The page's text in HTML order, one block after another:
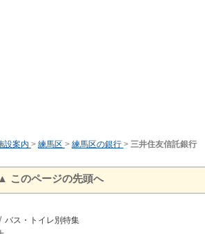
設案内 > 練馬区 > 練馬区の銀行 > 三井住友信託銀行
▲ このページの先頭へ
バス・トイレ別特集